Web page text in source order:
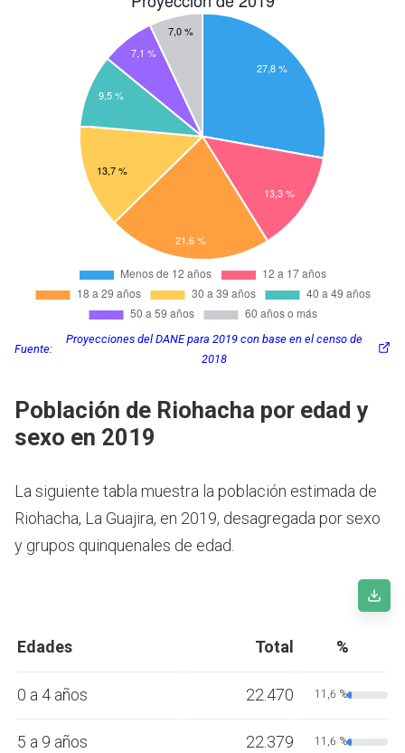
Fuente:
Proyecciones del DANE para 2019 con base en el censo de
2018
Población de Riohacha por edad y
sexo en 2019
La siguiente tabla muestra la población estimada de
Riohacha, La Guajira, en 2019, desagregada por sexo
y grupos quinquenales de edad.
Edades Total %
0 a 4 años 22.470 11,6 %
5 a 9 años 22.379 11,6 %